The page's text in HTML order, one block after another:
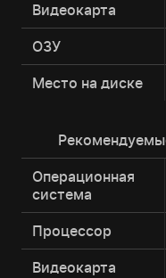
Видеокарта
ОЗУ
Место на диске
Операционная
система
Процессор
Видеокарта